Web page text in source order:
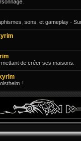
sons, et gameplay -
de créer ses maisons.
!